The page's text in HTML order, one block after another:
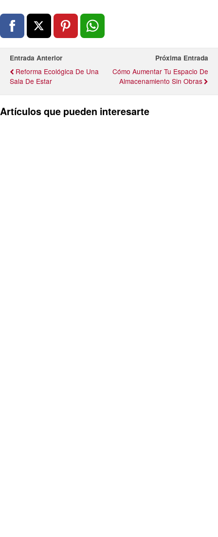
Entrada Anterior
Reforma Ecológica De Una
Sala De Estar
Próxima Entrada
Cómo Aumentar Tu Espacio De
Almacenamiento Sin Obras
Artículos que pueden interesarte